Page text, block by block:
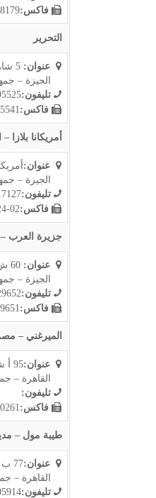
فاكس:
التحرير
عنوان:
الجيزة –
تليفون:
فاكس:
أمريكانا بلازا
عنوان:
الجيزة –
تليفون:38517126
فاكس:02-38517124
جزيرة العرب –
عنوان:
الجيزة –
تليفون:33037247
فاكس:
الميرغني –
عنوان:95 أ شارع الميرغنى – عمارة برج الشمس – مصر الجديدة,
القاهرة –
تليفون:
فاكس:/ 22902491
طيبة مول –
عنوان:77 ب طريق النصر - مدينة نصر ,
القاهرة –
تليفون:22606359